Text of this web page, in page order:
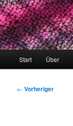
Start Über
Beitragsnavigation
← Vorheriger